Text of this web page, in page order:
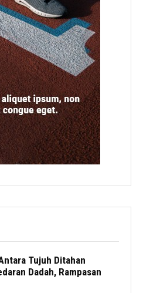
Tujuh Ditahan
Dadah, Rampasan